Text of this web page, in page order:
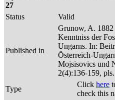
27
Status
Valid
Published in
Grunow, A. 1882
Kenntniss der
Ungarns. In:
Österreich-
Mojsisovics und
2(4):136-159,
Type
Click here
check this